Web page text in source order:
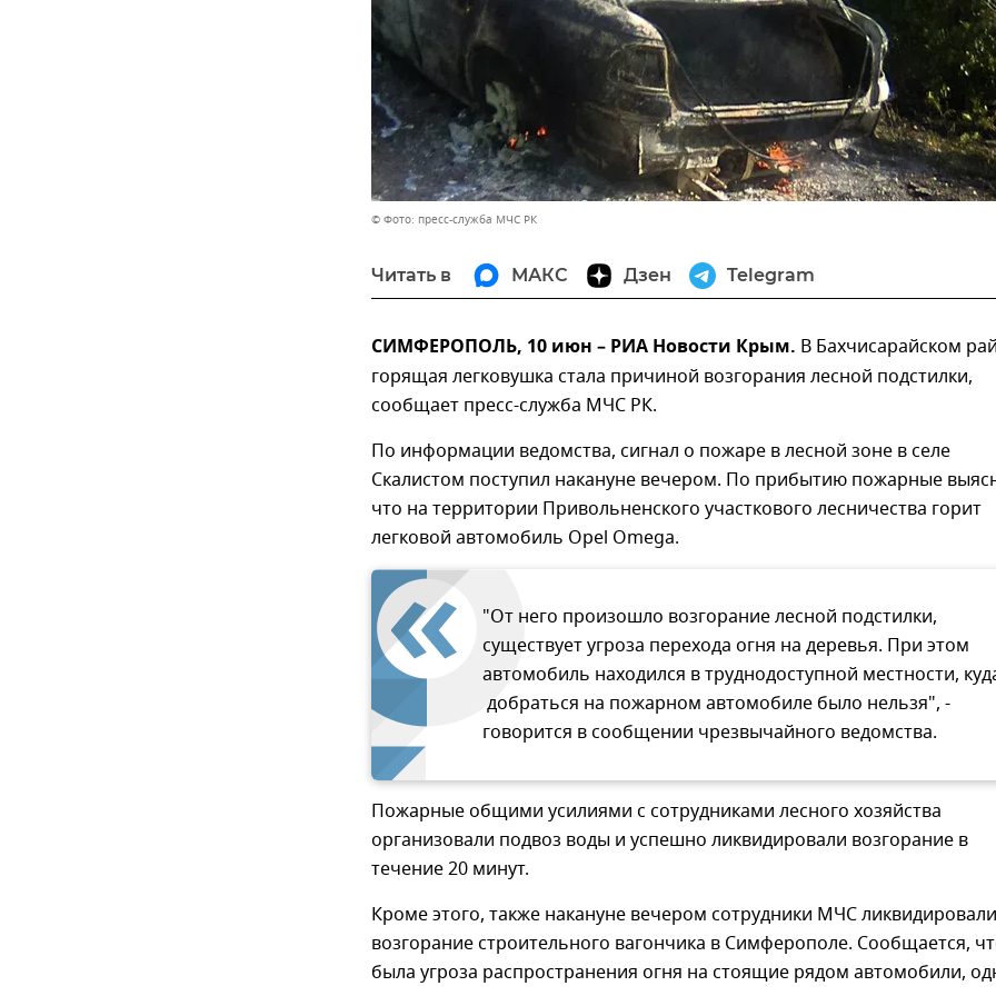
© Фото: пресс-служба МЧС РК
Читать в МАКС Дзен Telegram
СИМФЕРОПОЛЬ, 10 июн – РИА Новости Крым. В Бахчисарайском
горящая легковушка стала причиной возгорания лесной подстилки,
сообщает пресс-служба МЧС РК.
По информации ведомства, сигнал о пожаре в лесной зоне в селе
Скалистом поступил накануне вечером. По прибытию пожарные
что на территории Привольненского участкового лесничества горит
легковой автомобиль Opel Omega.
"От него произошло возгорание лесной подстилки,
существует угроза перехода огня на деревья. При этом
автомобиль находился в труднодоступной местности,
добраться на пожарном автомобиле было нельзя", -
говорится в сообщении чрезвычайного ведомства.
Пожарные общими усилиями с сотрудниками лесного хозяйства
организовали подвоз воды и успешно ликвидировали возгорание в
течение 20 минут.
Кроме этого, также накануне вечером сотрудники МЧС ликвидировали
возгорание строительного вагончика в Симферополе. Сообщается,
была угроза распространения огня на стоящие рядом автомобили,